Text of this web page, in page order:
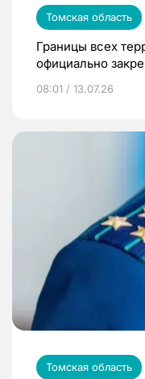
Томская область
Границы всех
официально
08:01 / 13.07.26
Томская область